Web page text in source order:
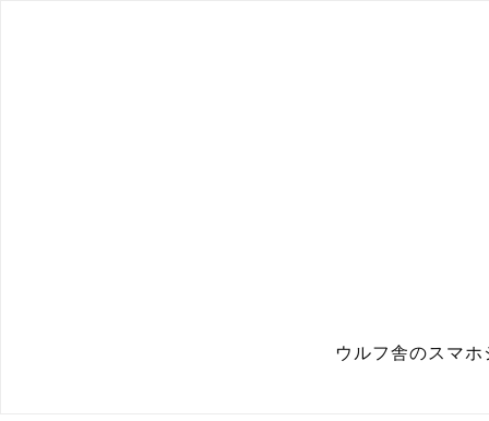
ウルフ舎のスマ